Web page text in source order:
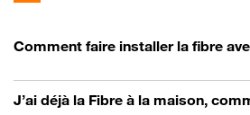
Comment faire installer la fibre
J’ai déjà la Fibre à la maison,